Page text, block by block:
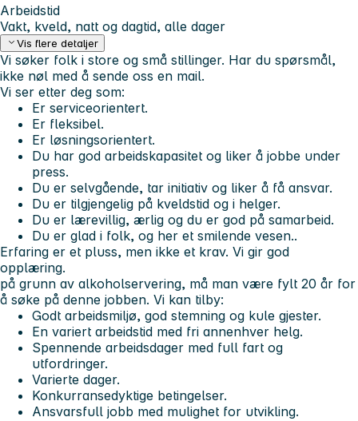
Arbeidstid
Vakt, kveld, natt og dagtid, alle dager
Vis flere detaljer
Vi søker folk i store og små stillinger. Har du spørsmål,
ikke nøl med å sende oss en mail.
Vi ser etter deg som:
Er serviceorientert.
Er fleksibel.
Er løsningsorientert.
Du har god arbeidskapasitet og liker å jobbe under
press.
Du er selvgående, tar initiativ og liker å få ansvar.
Du er tilgjengelig på kveldstid og i helger.
Du er lærevillig, ærlig og du er god på samarbeid.
Du er glad i folk, og her et smilende vesen..
Erfaring er et pluss, men ikke et krav. Vi gir god
opplæring.
på grunn av alkoholservering, må man være fylt 20 år for
å søke på denne jobben. Vi kan tilby:
Godt arbeidsmiljø, god stemning og kule gjester.
En variert arbeidstid med fri annenhver helg.
Spennende arbeidsdager med full fart og
utfordringer.
Varierte dager.
Konkurransedyktige betingelser.
Ansvarsfull jobb med mulighet for utvikling.